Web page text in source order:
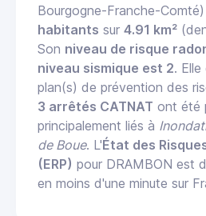
Bourgogne-Franche-
habitants sur 4.91 km²
Son niveau de risque
niveau sismique est 2.
plan(s) de prévention des
3 arrêtés CATNAT ont été
principalement liés à
de Boue. L'État des
(ERP) pour DRAMBON est
en moins d'une minute sur